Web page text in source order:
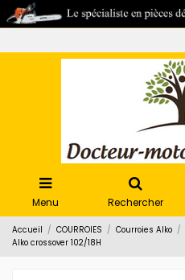
Menu Rechercher
Accueil COURROIES Courroies Alko
Alko crossover 102/18H